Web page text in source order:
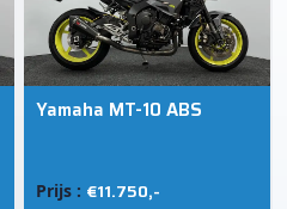
Yamaha MT-10 ABS
Prijs : €11.750,-